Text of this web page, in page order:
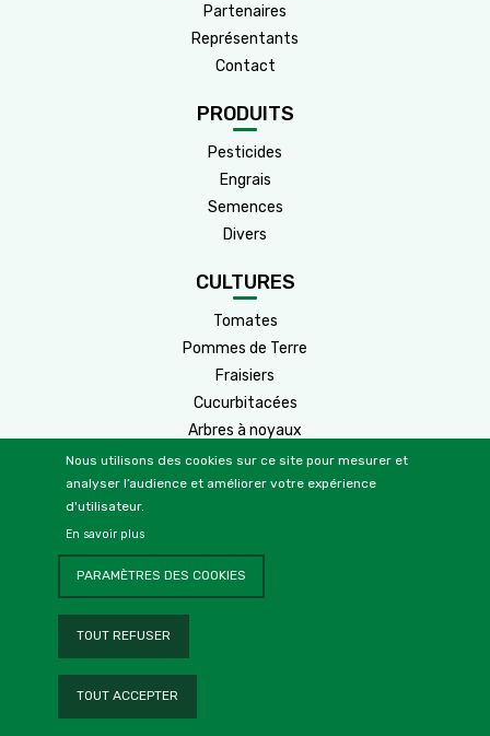
Partenaires
Représentants
Contact
PRODUITS
Pesticides
Engrais
Semences
Divers
CULTURES
Tomates
Pommes de Terre
Fraisiers
Cucurbitacées
Arbres à noyaux
Arbres à pépins
Cultures
Oliviers
Céréales
© 2022 Elkhadra. Tous les droits réservés.
Informations Légales
Nous utilisons des cookies sur ce site pour mesurer et
analyser l’audience et améliorer votre expérience
d'utilisateur.
En savoir plus
PARAMÈTRES DES COOKIES
TOUT REFUSER
TOUT ACCEPTER